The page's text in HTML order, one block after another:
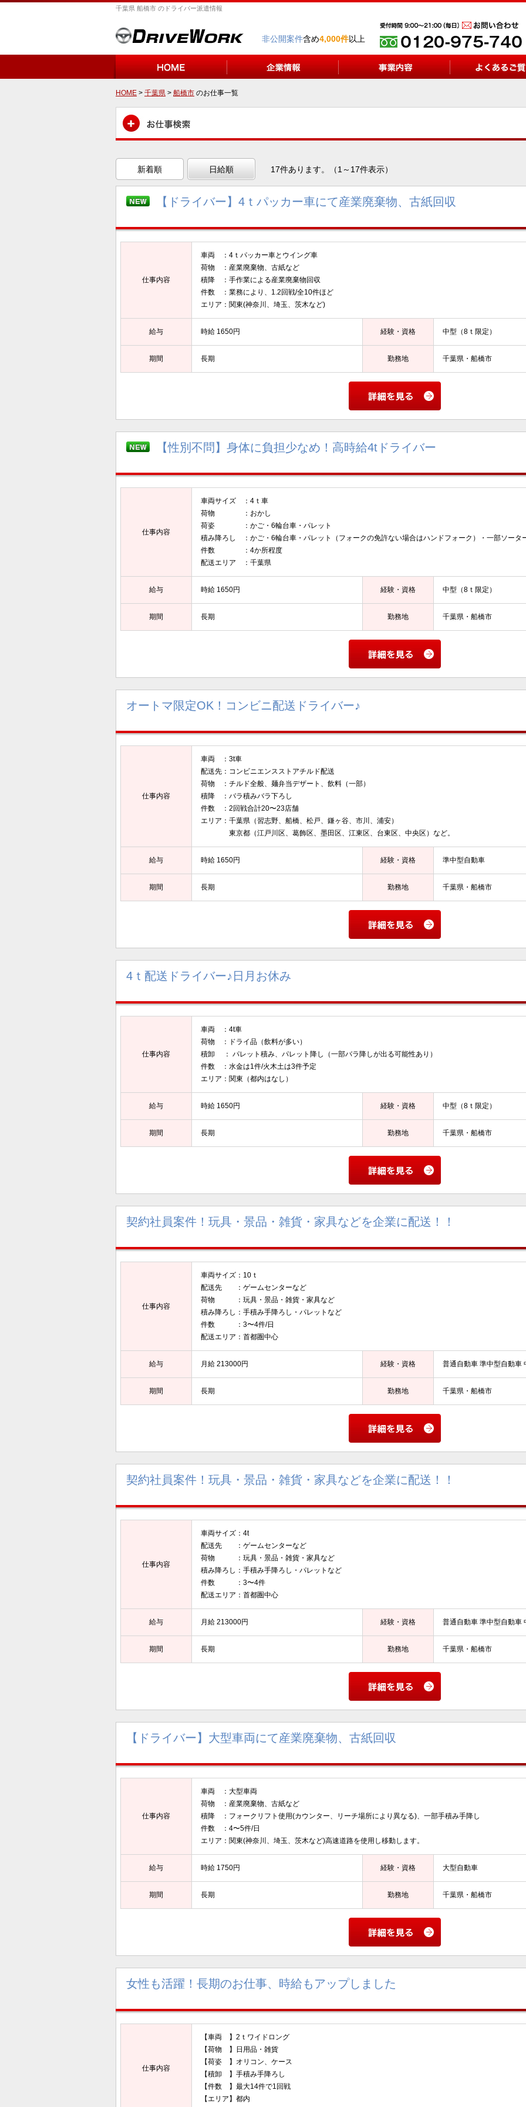
千葉県 船橋市 のドライバー派遣情報
非公開案件含め4,000件以上
HOME > 千葉県 > 船橋市 のお仕事一覧
新着順 日給順 17件あります。（1～17件表示）
【ドライバー】4ｔパッカー車にて産業廃棄物、古紙回収
仕事内容
車両 ：4ｔパッカー車とウイング車
荷物 ：産業廃棄物、古紙など
積降 ：手作業による産業廃棄物回収
件数 ：業務により、1.2回戦/全10件ほど
エリア：関東(神奈川、埼玉、茨木など)
給与 時給 1650円 経験・資格 中型（8ｔ限定）
期間 長期 勤務地 千葉県・船橋市
【性別不問】身体に負担少なめ！高時給4tドライバー
仕事内容
車両サイズ ：4ｔ車
荷物 ：おかし
荷姿 ：かご・6輪台車・パレット
積み降ろし ：かご・6輪台車・パレット（フォークの免許ない場合はハンドフォーク）・一部ソータ
件数 ：4か所程度
配送エリア ：千葉県
給与 時給 1650円 経験・資格 中型（8ｔ限定）
期間 長期 勤務地 千葉県・船橋市
オートマ限定OK！コンビニ配送ドライバー♪
仕事内容
車両 ：3t車
配送先：コンビニエンスストアチルド配送
荷物 ：チルド全般、麺弁当デザート、飲料（一部）
積降 ：バラ積みバラ下ろし
件数 ：2回戦合計20〜23店舗
エリア：千葉県（習志野、船橋、松戸、鎌ヶ谷、市川、浦安）
東京都（江戸川区、葛飾区、墨田区、江東区、台東区、中央区）など。
給与 時給 1650円 経験・資格 準中型自動車
期間 長期 勤務地 千葉県・船橋市
4ｔ配送ドライバー♪日月お休み
仕事内容
車両 ：4t車
荷物 ：ドライ品（飲料が多い）
積卸 ： パレット積み、パレット降し（一部バラ降しが出る可能性あり）
件数 ：水金は1件/火木土は3件予定
エリア：関東（都内はなし）
給与 時給 1650円 経験・資格 中型（8ｔ限定）
期間 長期 勤務地 千葉県・船橋市
契約社員案件！玩具・景品・雑貨・家具などを企業に配送！！
仕事内容
車両サイズ：10ｔ
配送先 ：ゲームセンターなど
荷物 ：玩具・景品・雑貨・家具など
積み降ろし：手積み手降ろし・パレットなど
件数 ：3〜4件/日
配送エリア：首都圏中心
給与 月給 213000円 経験・資格 普通自動車 準中型自動車
期間 長期 勤務地 千葉県・船橋市
契約社員案件！玩具・景品・雑貨・家具などを企業に配送！！
仕事内容
車両サイズ：4t
配送先 ：ゲームセンターなど
荷物 ：玩具・景品・雑貨・家具など
積み降ろし：手積み手降ろし・パレットなど
件数 ：3〜4件
配送エリア：首都圏中心
給与 月給 213000円 経験・資格 普通自動車 準中型自動車
期間 長期 勤務地 千葉県・船橋市
【ドライバー】大型車両にて産業廃棄物、古紙回収
仕事内容
車両 ：大型車両
荷物 ：産業廃棄物、古紙など
積降 ：フォークリフト使用(カウンター、リーチ場所により異なる)、一部手積み手降し
件数 ：4〜5件/日
エリア：関東(神奈川、埼玉、茨木など)高速道路を使用し移動します。
給与 時給 1750円 経験・資格 大型自動車
期間 長期 勤務地 千葉県・船橋市
女性も活躍！長期のお仕事、時給もアップしました
仕事内容
【車両 】2ｔワイドロング
【荷物 】日用品・雑貨
【荷姿 】オリコン、ケース
【積卸 】手積み手降ろし
【件数 】最大14件で1回戦
【エリア】都内